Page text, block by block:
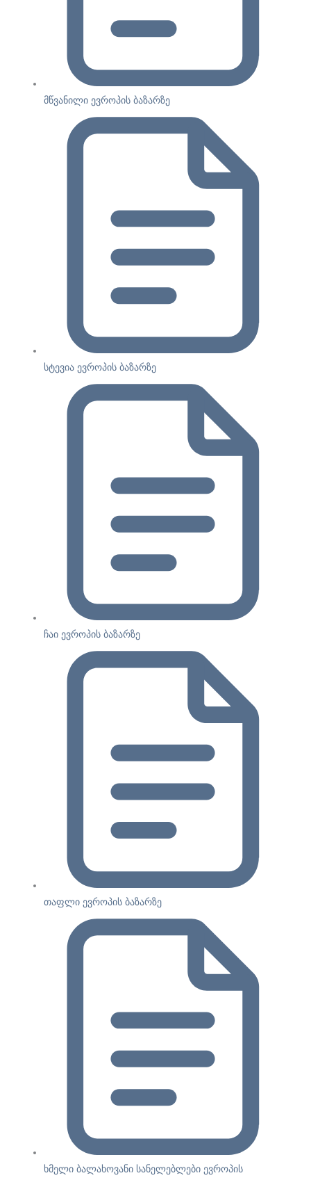
მწვანილი ევროპის ბაზარზე
სტევია ევროპის ბაზარზე
ჩაი ევროპის ბაზარზე
თაფლი ევროპის ბაზარზე
ხმელი ბალახოვანი სანელებლები ევროპის